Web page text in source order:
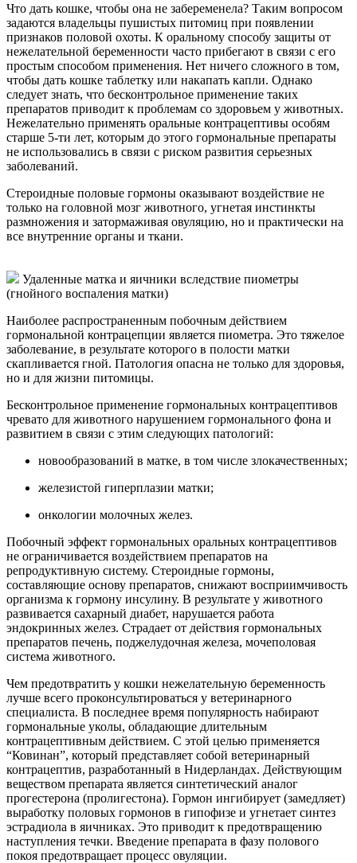
Что дать кошке, чтобы она не забеременела? Таким вопросом
задаются владельцы пушистых питомиц при появлении
признаков половой охоты. К оральному способу защиты от
нежелательной беременности часто прибегают в связи с его
простым способом применения. Нет ничего сложного в том,
чтобы дать кошке таблетку или накапать капли. Однако
следует знать, что бесконтрольное применение таких
препаратов приводит к проблемам со здоровьем у животных.
Нежелательно применять оральные контрацептивы особям
старше 5-ти лет, которым до этого гормональные препараты
не использовались в связи с риском развития серьезных
заболеваний.
Стероидные половые гормоны оказывают воздействие не
только на головной мозг животного, угнетая инстинкты
размножения и затормаживая овуляцию, но и практически на
все внутренние органы и ткани.
Удаленные матка и яичники вследствие пиометры
(гнойного воспаления матки)
Наиболее распространенным побочным действием
гормональной контрацепции является пиометра. Это тяжелое
заболевание, в результате которого в полости матки
скапливается гной. Патология опасна не только для здоровья,
но и для жизни питомицы.
Бесконтрольное применение гормональных контрацептивов
чревато для животного нарушением гормонального фона и
развитием в связи с этим следующих патологий:
новообразований в матке, в том числе злокачественных;
железистой гиперплазии матки;
онкологии молочных желез.
Побочный эффект гормональных оральных контрацептивов
не ограничивается воздействием препаратов на
репродуктивную систему. Стероидные гормоны,
составляющие основу препаратов, снижают восприимчивость
организма к гормону инсулину. В результате у животного
развивается сахарный диабет, нарушается работа
эндокринных желез. Страдает от действия гормональных
препаратов печень, поджелудочная железа, мочеполовая
система животного.
Чем предотвратить у кошки нежелательную беременность
лучше всего проконсультироваться у ветеринарного
специалиста. В последнее время популярность набирают
гормональные уколы, обладающие длительным
контрацептивным действием. С этой целью применяется
“Ковинан”, который представляет собой ветеринарный
контрацептив, разработанный в Нидерландах. Действующим
веществом препарата является синтетический аналог
прогестерона (пролигестона). Гормон ингибирует (замедляет)
выработку половых гормонов в гипофизе и угнетает синтез
эстрадиола в яичниках. Это приводит к предотвращению
наступления течки. Введение препарата в фазу полового
покоя предотвращает процесс овуляции.